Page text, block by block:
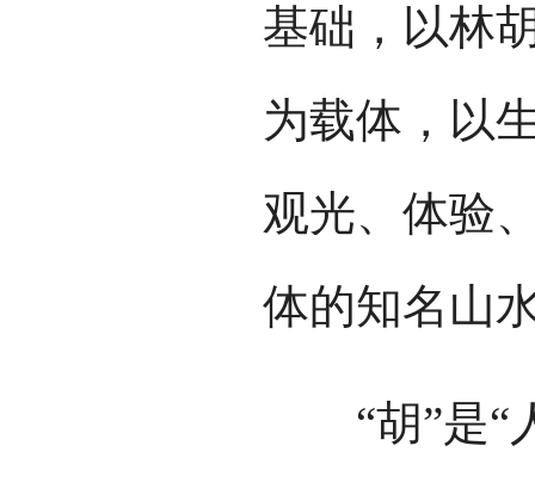
基础，以林
为载体，以
观光、体验
体的知名山
“胡”是“人